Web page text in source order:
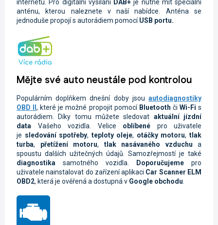
internetu. Pro digitální vysílání DAB+ je nutné mít speciální
anténu, kterou naleznete v naší nabídce. Anténa se
jednoduše propojí s autorádiem pomocíUSB portu.
Mějte své auto neustále pod kontrolou
Populárním doplňkem dnešní doby jsou autodiagnostiky
OBD II, které je možné propojit pomocí Bluetooth či Wi-Fi s
autorádiem. Díky tomu můžete sledovat aktuální jízdní
data Vašeho vozidla. Velice oblíbené pro uživatele
je sledování spotřeby, teploty oleje, otáčky motoru,tlak
turba, přetížení motoru, tlak nasávaného vzduchu a
spoustu dalších užitečných údajů. Samozřejmostí je také
diagnostika samotného vozidla. Doporučujeme pro
uživatele nainstalovat do zařízení aplikaci Car Scanner ELM
OBD2, která je ověřená a dostupná v Google obchodu